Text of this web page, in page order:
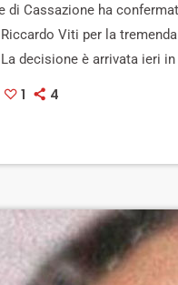
di Cassazione ha
Viti per la
decisione è arrivata ieri
si prostituiva in strada
1 4